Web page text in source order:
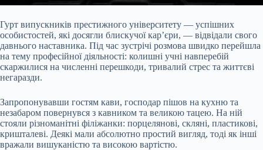
Гурт випускників престижного університету — успішних
особистостей, які досягли блискучої кар’єри, — відвідали свого
давнього наставника. Під час зустрічі розмова швидко перейшла
на тему професійної діяльності: колишні учні навперебій
скаржилися на численні перешкоди, тривалий стрес та життєві
негаразди.
Запропонувавши гостям кави, господар пішов на кухню та
незабаром повернувся з кавником та великою тацею. На ній
стояли різноманітні філіжанки: порцелянові, скляні, пластикові,
кришталеві. Деякі мали абсолютно простий вигляд, тоді як інші
вражали вишуканістю та високою вартістю.